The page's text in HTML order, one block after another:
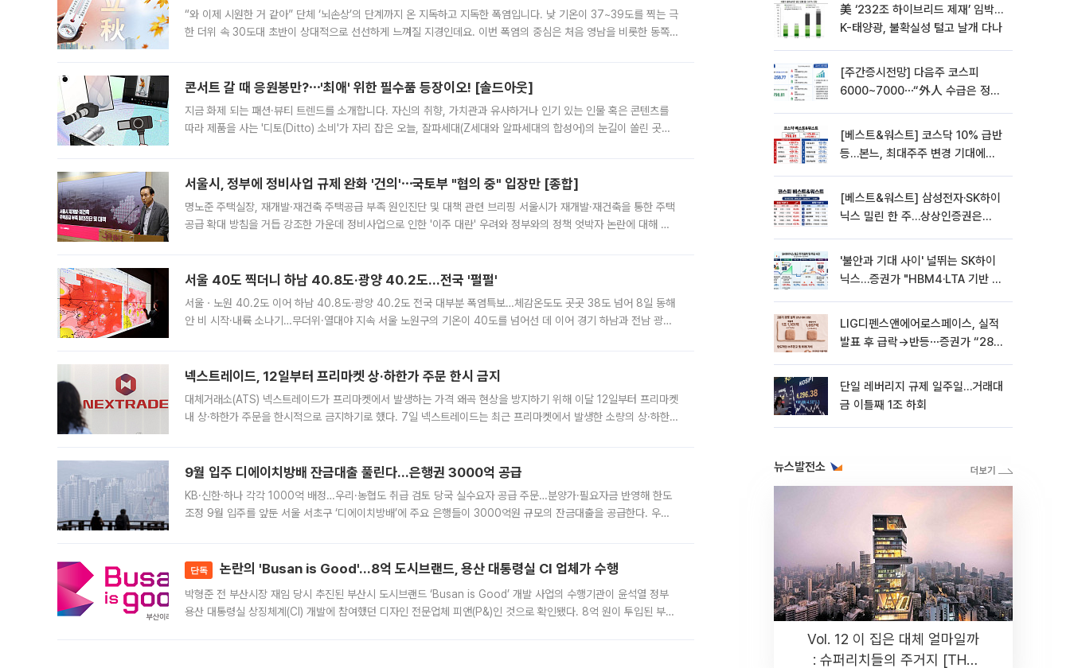
“와 이제 시원한 거 같아” 단체 ‘뇌손상’의 단계까지 온 지독하고 지독한 폭염입니다. 낮 기온이 37~39도를 찍는 극
한 더위 속 30도대 초반이 상대적으로 선선하게 느껴질 지경인데요. 이번 폭염의 중심은 처음 영남을 비롯한 동쪽
콘서트 갈 때 응원봉만?⋯'최애' 위한 필수품 등장이오! [솔드아웃]
지금 화제 되는 패션·뷰티 트렌드를 소개합니다. 자신의 취향, 가치관과 유사하거나 인기 있는 인물 혹은 콘텐츠를
따라 제품을 사는 '디토(Ditto) 소비'가 자리 잡은 오늘, 잘파세대(Z세대와 알파세대의 합성어)의 눈길이 쏠린 곳은
서울시, 정부에 정비사업 규제 완화 '건의'⋯국토부 "협의 중" 입장만 [종합]
명노준 주택실장, 재개발·재건축 주택공급 부족 원인진단 및 대책 관련 브리핑 서울시가 재개발·재건축을 통한 주택
공급 확대 방침을 거듭 강조한 가운데 정비사업으로 인한 '이주 대란' 우려와 정부와의 정책 엇박자 논란에 대해 정
서울 40도 찍더니 하남 40.8도·광양 40.2도…전국 '펄펄'
서울ㆍ노원 40.2도 이어 하남 40.8도·광양 40.2도 전국 대부분 폭염특보…체감온도도 곳곳 38도 넘어 8일 동해
안 비 시작·내륙 소나기…무더위·열대야 지속 서울 노원구의 기온이 40도를 넘어선 데 이어 경기 하남과 전남 광양
넥스트레이드, 12일부터 프리마켓 상·하한가 주문 한시 금지
대체거래소(ATS) 넥스트레이드가 프리마켓에서 발생하는 가격 왜곡 현상을 방지하기 위해 이달 12일부터 프리마켓
내 상·하한가 주문을 한시적으로 금지하기로 했다. 7일 넥스트레이드는 최근 프리마켓에서 발생한 소량의 상·하한
9월 입주 디에이치방배 잔금대출 풀린다…은행권 3000억 공급
KB·신한·하나 각각 1000억 배정…우리·농협도 취급 검토 당국 실수요자 공급 주문…분양가·필요자금 반영해 한도
조정 9월 입주를 앞둔 서울 서초구 ‘디에이치방배’에 주요 은행들이 3000억원 규모의 잔금대출을 공급한다. 우리
단독 논란의 'Busan is Good'…8억 도시브랜드, 용산 대통령실 CI 업체가 수행
박형준 전 부산시장 재임 당시 추진된 부산시 도시브랜드 ‘Busan is Good’ 개발 사업의 수행기관이 윤석열 정부
용산 대통령실 상징체계(CI) 개발에 참여했던 디자인 전문업체 피앤(P&)인 것으로 확인됐다. 8억 원이 투입된 부산
美 ‘232조 하이브리드 제재’ 임박…
K-태양광, 불확실성 털고 날개 다나
[주간증시전망] 다음주 코스피
6000~7000⋯“外人 수급은 정책
[베스트&워스트] 코스닥 10% 급반
등…본느, 최대주주 변경 기대에
[베스트&워스트] 삼성전자·SK하이
닉스 밀린 한 주…상상인증권은
'불안과 기대 사이' 널뛰는 SK하이
닉스…증권가 "HBM4·LTA 기반 펀
LIG디펜스앤에어로스페이스, 실적
발표 후 급락→반등⋯증권가 “28년
단일 레버리지 규제 일주일…거래대
금 이틀째 1조 하회
뉴스발전소
Vol. 12 이 집은 대체 얼마일까
: 슈퍼리치들의 주거지 [THE